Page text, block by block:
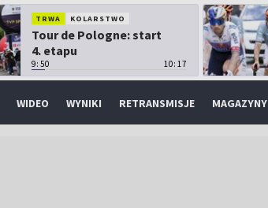
TRWA KOLARSTWO
Tour de Pologne: start
4. etapu
9:50 10:17
WIDEO WYNIKI RETRANSMISJE MAGAZYNY